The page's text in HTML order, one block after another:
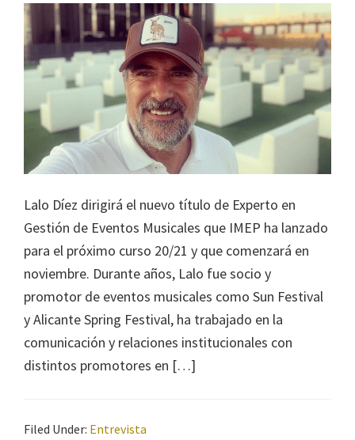
Lalo Díez dirigirá el nuevo título de Experto en
Gestión de Eventos Musicales que IMEP ha lanzado
para el próximo curso 20/21 y que comenzará en
noviembre. Durante años, Lalo fue socio y
promotor de eventos musicales como Sun Festival
y Alicante Spring Festival, ha trabajado en la
comunicación y relaciones institucionales con
distintos promotores en […]
Filed Under: Entrevista